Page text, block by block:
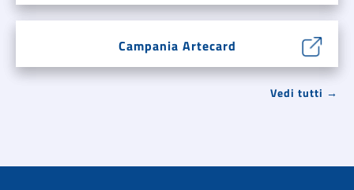
Campania Artecard
Vedi tutti →